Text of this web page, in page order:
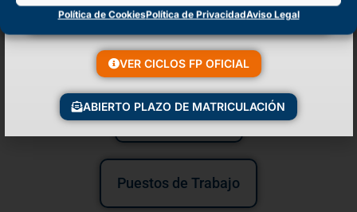
Política de CookiesPolítica de PrivacidadAviso Legal
Inserción Laboral
Competencias
Puestos de Trabajo
VER CICLOS FP OFICIAL
ABIERTO PLAZO DE MATRICULACIÓN